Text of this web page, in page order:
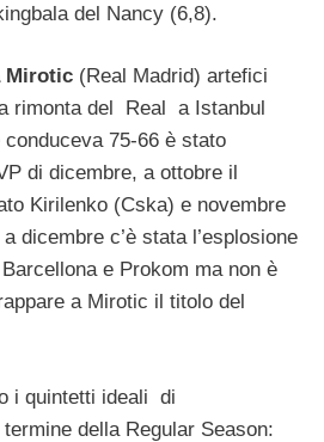
del Nancy (6,8).
Mirotic (Real Madrid) artefici
rimonta del Real a Istanbul
conduceva 75-66 è stato
di dicembre, a ottobre il
Kirilenko (Cska) e novembre
dicembre c’è stata l’esplosione
e Prokom ma non è
a Mirotic il titolo del
i quintetti ideali di
della Regular Season: